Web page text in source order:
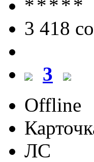
3 418
3
Offline
ЛС